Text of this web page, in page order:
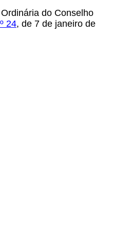
do Conselho
24, de 7 de janeiro de